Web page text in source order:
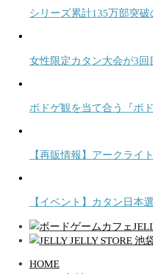
シリーズ累計135万部突
女性限定カタン大会が3
ボドゲ観を当て合う『ボ
【再販情報】アークライ
【イベント】カタン日
HOME